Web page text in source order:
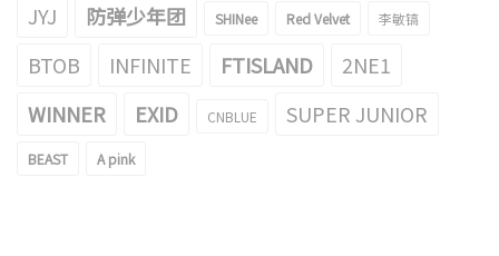
JYJ 防弹少年团 SHINee Red Velvet 李敏镐
BTOB INFINITE FTISLAND
2NE1
WINNER
EXID CNBLUE SUPER JUNIOR
BEAST A pink